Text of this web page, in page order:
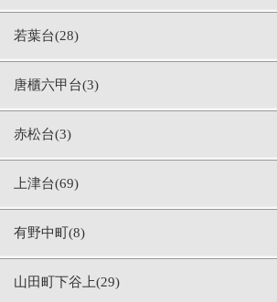
若葉台(28)
唐櫃六甲台(3)
赤松台(3)
上津台(69)
有野中町(8)
山田町下谷上(29)